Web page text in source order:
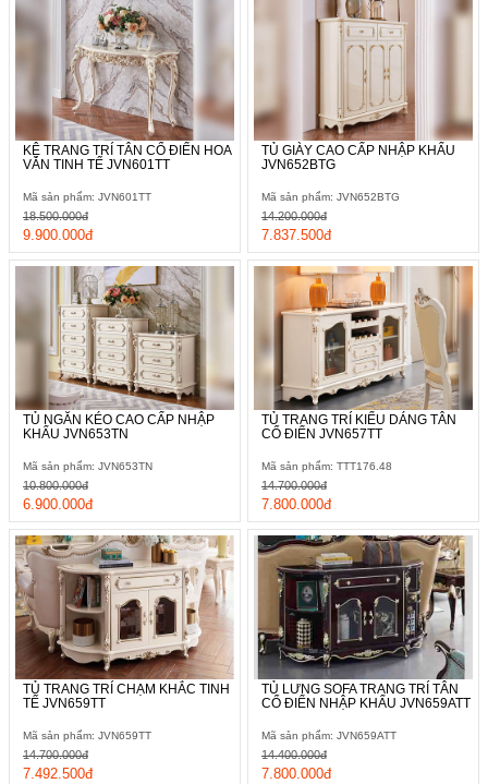
KỆ TRANG TRÍ TÂN CỔ ĐIỂN HOA
VĂN TINH TẾ JVN601TT
Mã sản phẩm: JVN601TT
9.900.000đ
18.500.000đ
TỦ GIÀY CAO CẤP NHẬP KHẨU
JVN652BTG
Mã sản phẩm: JVN652BTG
7.837.500đ
14.200.000đ
TỦ NGĂN KÉO CAO CẤP NHẬP
KHẨU JVN653TN
Mã sản phẩm: JVN653TN
6.900.000đ
10.800.000đ
TỦ TRANG TRÍ KIỂU DÁNG TÂN
CỔ ĐIỂN JVN657TT
Mã sản phẩm: TTT176.48
7.800.000đ
14.700.000đ
TỦ TRANG TRÍ CHẠM KHẮC TINH
TẾ JVN659TT
Mã sản phẩm: JVN659TT
7.492.500đ
14.700.000đ
TỦ LƯNG SOFA TRANG TRÍ TÂN
CỔ ĐIỂN NHẬP KHẨU JVN659ATT
Mã sản phẩm: JVN659ATT
7.800.000đ
14.400.000đ